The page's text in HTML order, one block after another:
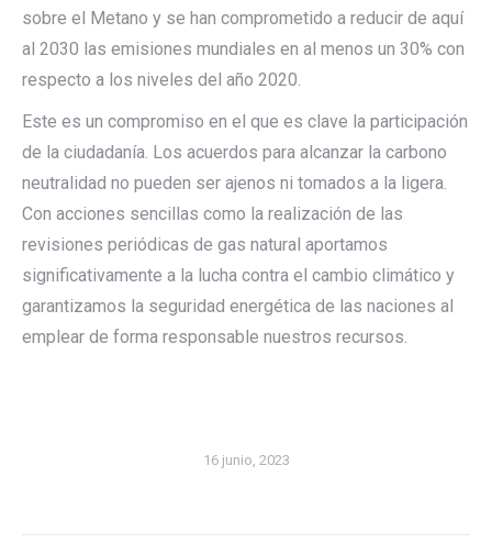
sobre el Metano y se han comprometido a reducir de aquí
al 2030 las emisiones mundiales en al menos un 30% con
respecto a los niveles del año 2020.
Este es un compromiso en el que es clave la participación
de la ciudadanía. Los acuerdos para alcanzar la carbono
neutralidad no pueden ser ajenos ni tomados a la ligera.
Con acciones sencillas como la realización de las
revisiones periódicas de gas natural aportamos
significativamente a la lucha contra el cambio climático y
garantizamos la seguridad energética de las naciones al
emplear de forma responsable nuestros recursos.
16 junio, 2023